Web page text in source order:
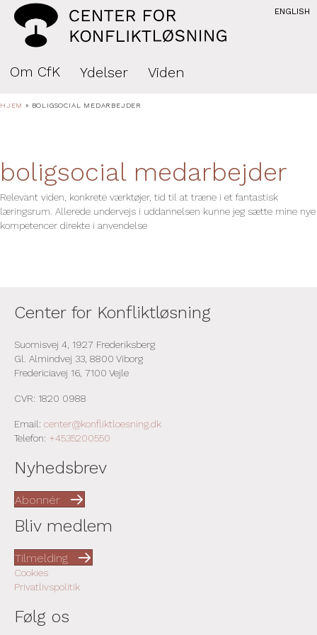
ENGLISH
Om CfK Ydelser Viden
HJEM » BOLIGSOCIAL MEDARBEJDER
boligsocial medarbejder
Relevant viden, konkrete værktøjer, tid til at træne i et fantastisk
læringsrum. Allerede undervejs i uddannelsen kunne jeg sætte mine nye
kompetencer direkte i anvendelse
Center for Konfliktløsning
Suomisvej 4, 1927 Frederiksberg
Gl. Almindvej 33, 8800 Viborg
Fredericiavej 16, 7100 Vejle
CVR: 1820 0988
Email: center@konfliktloesning.dk
Telefon: +4535200550
Nyhedsbrev
Abonnér
Bliv medlem
Tilmelding
Cookies
Privatlivspolitik
Følg os